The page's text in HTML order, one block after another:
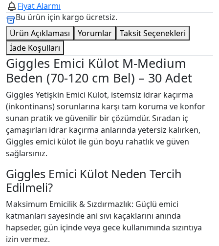
Fiyat Alarmı
Bu ürün için kargo ücretsiz.
Ürün Açıklaması
Yorumlar
Taksit Seçenekleri
İade Koşulları
Giggles Emici Külot M-Medium
Beden (70-120 cm Bel) – 30 Adet
Giggles Yetişkin Emici Külot, istemsiz idrar kaçırma
(inkontinans) sorunlarına karşı tam koruma ve konfor
sunan pratik ve güvenilir bir çözümdür. Sıradan iç
çamaşırları idrar kaçırma anlarında yetersiz kalırken,
Giggles emici külot ile gün boyu rahatlık ve güven
sağlarsınız.
Giggles Emici Külot Neden Tercih
Edilmeli?
Maksimum Emicilik & Sızdırmazlık: Güçlü emici
katmanları sayesinde ani sıvı kaçaklarını anında
hapseder, gün içinde veya gece kullanımında sızıntıya
izin vermez.